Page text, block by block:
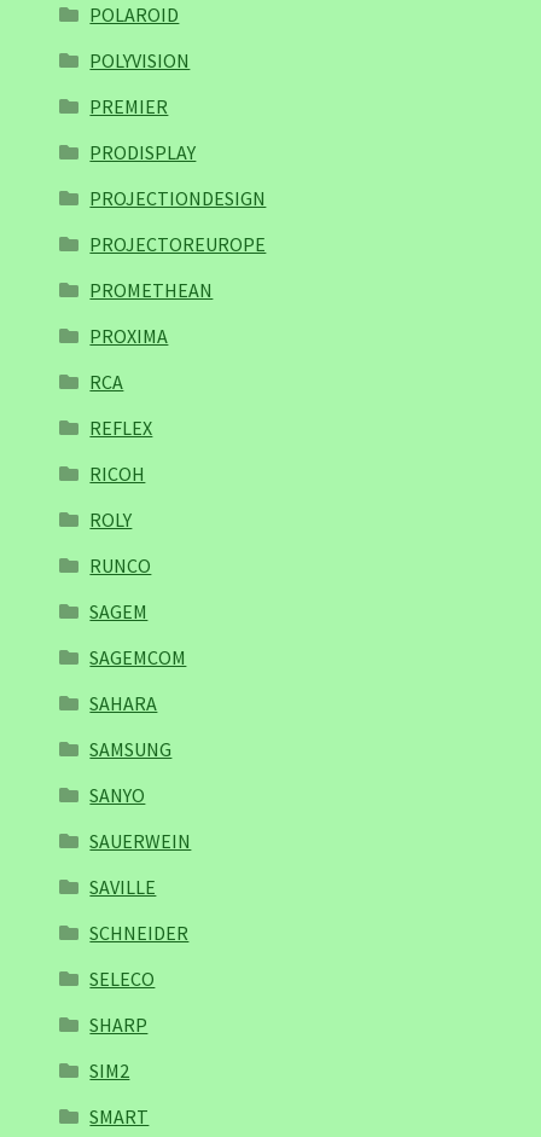
POLAROID
POLYVISION
PREMIER
PRODISPLAY
PROJECTIONDESIGN
PROJECTOREUROPE
PROMETHEAN
PROXIMA
RCA
REFLEX
RICOH
ROLY
RUNCO
SAGEM
SAGEMCOM
SAHARA
SAMSUNG
SANYO
SAUERWEIN
SAVILLE
SCHNEIDER
SELECO
SHARP
SIM2
SMART